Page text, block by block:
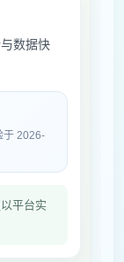
数据快
于 2026-
平台实